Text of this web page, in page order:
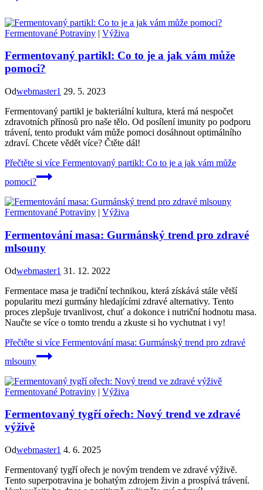
Fermentované Potraviny | Výživa
Fermentovaný partikl: Co to je a jak vám může
pomoci?
Odwebmaster1 29. 5. 2023
Fermentovaný partikl je bakteriální kultura, která má nespočet
zdravotních přínosů pro naše tělo. Od posílení imunity po podporu
trávení, tento produkt vám může pomoci dosáhnout optimálního
zdraví. Chcete vědět více? Čtěte dál!
Přečtěte si více Fermentovaný partikl: Co to je a jak vám může
pomoci?
Fermentované Potraviny | Výživa
Fermentování masa: Gurmánský trend pro zdravé
mlsouny
Odwebmaster1 31. 12. 2022
Fermentace masa je tradiční technikou, která získává stále větší
popularitu mezi gurmány hledajícími zdravé alternativy. Tento
proces zlepšuje trvanlivost, chuť a dokonce i nutriční hodnotu masa.
Naučte se více o tomto trendu a zkuste si ho vychutnat i vy!
Přečtěte si více Fermentování masa: Gurmánský trend pro zdravé
mlsouny
Fermentované Potraviny | Výživa
Fermentovaný tygří ořech: Nový trend ve zdravé
výživě
Odwebmaster1 4. 6. 2025
Fermentovaný tygří ořech je novým trendem ve zdravé výživě.
Tento superpotravina je bohatým zdrojem živin a prospívá trávení.